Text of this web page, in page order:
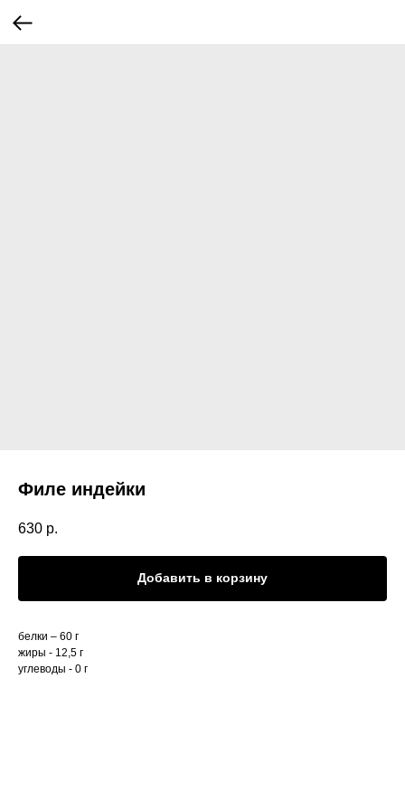
Филе индейки
630 р.
Добавить в корзину
белки – 60 г
жиры - 12,5 г
углеводы - 0 г